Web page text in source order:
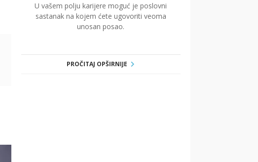
U vašem polju karijere moguć je poslovni
sastanak na kojem ćete ugovoriti veoma
unosan posao.
PROČITAJ OPŠIRNIJE